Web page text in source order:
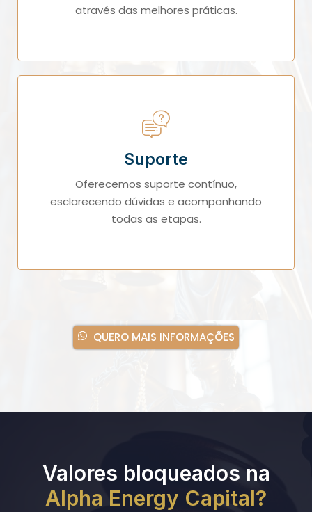
através das melhores práticas.
Suporte
Oferecemos suporte contínuo,
esclarecendo dúvidas e acompanhando
todas as etapas.
QUERO MAIS INFORMAÇÕES
Valores bloqueados na
Alpha Energy Capital?